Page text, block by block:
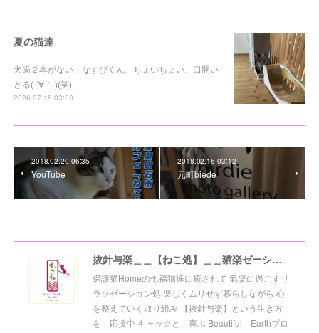
夏の猫達
犬歯２本がない、なすびくん。ちょいちょい、口開い
とる( ´∀｀ )(笑)
2026.07.18 03:00
2018.02.20 06:35
YouTube
2018.02.16 03:12
元町biede
抜針与楽＿＿【ねこ処】＿＿猫楽ゼーションHome☆
保護猫Homeの七福猫達に癒されて 氣楽に過ごすリ
ラクゼーション処 楽しくムリせず暮らしながら 心
を整えていく取り組み 【抜針与楽】という生き方
を 応援中 キャッ☆と、喜ぶ Beautiful Earthプロ